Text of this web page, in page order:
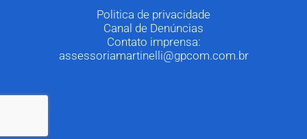
Politica de privacidade
Canal de Denúncias
Contato imprensa:
assessoriamartinelli@gpcom.com.br